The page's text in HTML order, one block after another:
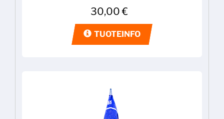
30,00€
TUOTEINFO